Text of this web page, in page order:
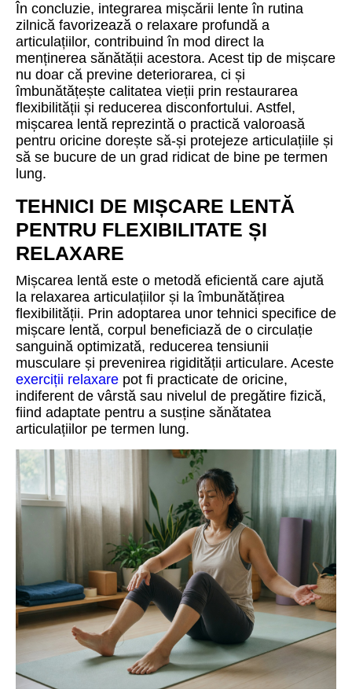
În concluzie, integrarea mișcării lente în rutina
zilnică favorizează o relaxare profundă a
articulațiilor, contribuind în mod direct la
menținerea sănătății acestora. Acest tip de mișcare
nu doar că previne deteriorarea, ci și
îmbunătățește calitatea vieții prin restaurarea
flexibilității și reducerea disconfortului. Astfel,
mișcarea lentă reprezintă o practică valoroasă
pentru oricine dorește să-și protejeze articulațiile și
să se bucure de un grad ridicat de bine pe termen
lung.
TEHNICI DE MIȘCARE LENTĂ
PENTRU FLEXIBILITATE ȘI
RELAXARE
Mișcarea lentă este o metodă eficientă care ajută
la relaxarea articulațiilor și la îmbunătățirea
flexibilității. Prin adoptarea unor tehnici specifice de
mișcare lentă, corpul beneficiază de o circulație
sanguină optimizată, reducerea tensiunii
musculare și prevenirea rigidității articulare. Aceste
exerciții relaxare pot fi practicate de oricine,
indiferent de vârstă sau nivelul de pregătire fizică,
fiind adaptate pentru a susține sănătatea
articulațiilor pe termen lung.